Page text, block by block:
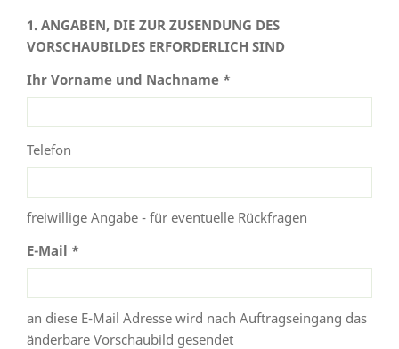
1. ANGABEN, DIE ZUR ZUSENDUNG DES
VORSCHAUBILDES ERFORDERLICH SIND
Ihr Vorname und Nachname *
Telefon
freiwillige Angabe - für eventuelle Rückfragen
E-Mail *
an diese E-Mail Adresse wird nach Auftragseingang das
änderbare Vorschaubild gesendet